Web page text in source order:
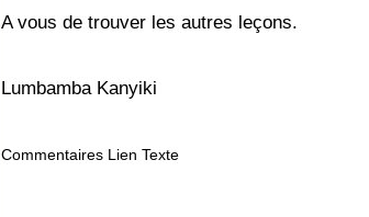
A vous de trouver les autres leçons.
Lumbamba Kanyiki
Commentaires Lien Texte